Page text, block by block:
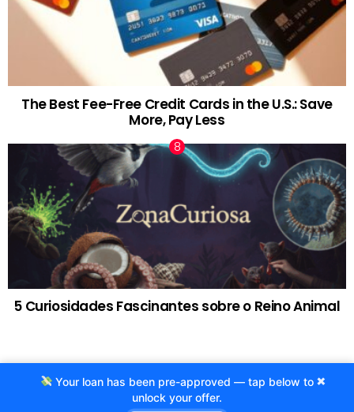
The Best Fee-Free Credit Cards in the U.S.: Save
More, Pay Less
5 Curiosidades Fascinantes sobre o Reino Animal
© 2020 Criado por Agência ProjetoCafe.com.br
×
Your loan has been pre-approved — tap below to
unlock your offer.